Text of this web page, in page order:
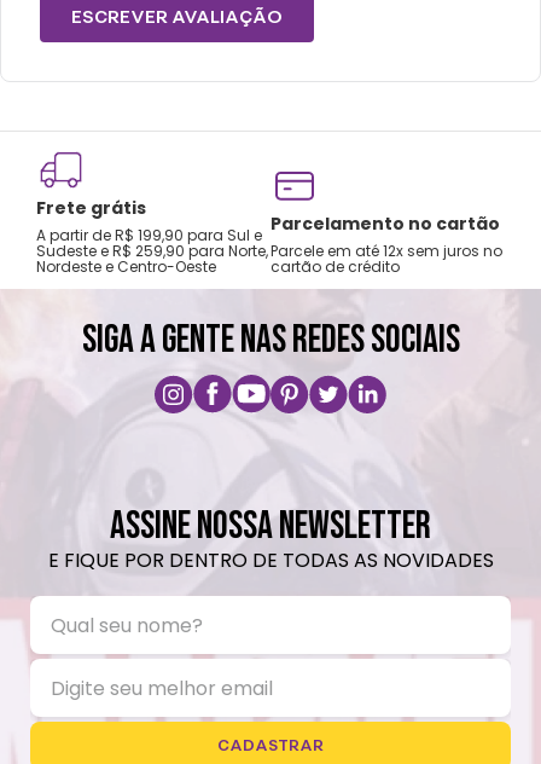
mochilas.
Lavar com água, esponja macia e sabão
neutro.
Não vai á lava-louças, nem ao micro-
ondas.
Não utilizar produtos químicos e abrasivos.
ESCREVER AVALIAÇÃO
Frete grátis
A partir de R$ 199,90 para Sul e
Sudeste e R$ 259,90 para Norte,
Nordeste e Centro-Oeste
Parcelamento no cartão
Parcele em até 12x sem juros no
cartão de crédito
SIGA A GENTE NAS REDES SOCIAIS
ASSINE NOSSA NEWSLETTER
E FIQUE POR DENTRO DE TODAS AS NOVIDADES
CADASTRAR